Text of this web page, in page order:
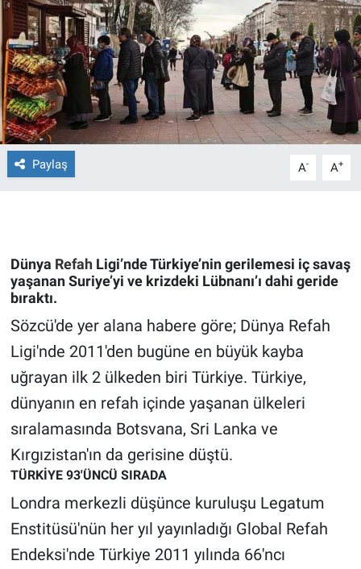
Paylaş A- A+
Dünya RefahLigi’nde Türkiye’nin gerilemesi iç savaş
yaşanan Suriye’yi ve krizdeki Lübnanı’ı dahi geride
bıraktı.
Sözcü'de yer alana habere göre; Dünya Refah
Ligi'nde 2011'den bugüne en büyük kayba
uğrayan ilk 2 ülkeden biri Türkiye. Türkiye,
dünyanın en refah içinde yaşanan ülkeleri
sıralamasında Botsvana, Sri Lanka ve
Kırgızistan'ın da gerisine düştü.
TÜRKİYE 93'ÜNCÜ SIRADA
Londra merkezli düşünce kuruluşu Legatum
Enstitüsü'nün her yıl yayınladığı Global Refah
Endeksi'nde Türkiye 2011 yılında 66'ncı
Eğitim
Eğlence
Ekonomi
Forum
Gerçeğin İzinde
Gün Bitiyor
Gün Ortası
Gündem Özel
Günün görüntüsü
Haber
İlan
Kimdir
Koronavirüs